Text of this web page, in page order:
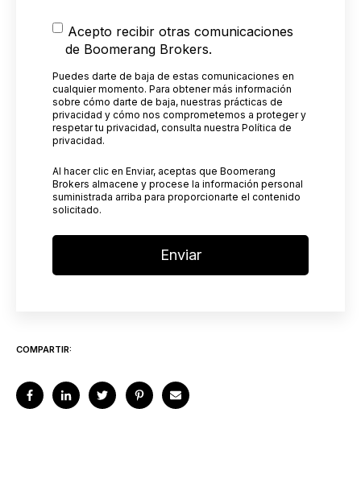
Acepto recibir otras comunicaciones
de Boomerang Brokers.
Puedes darte de baja de estas comunicaciones en
cualquier momento. Para obtener más información
sobre cómo darte de baja, nuestras prácticas de
privacidad y cómo nos comprometemos a proteger y
respetar tu privacidad, consulta nuestra Política de
privacidad.
Al hacer clic en Enviar, aceptas que Boomerang
Brokers almacene y procese la información personal
suministrada arriba para proporcionarte el contenido
solicitado.
COMPARTIR: